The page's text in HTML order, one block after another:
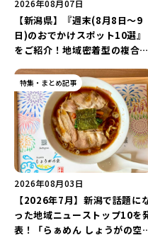
2026年08月07日
【新潟県】『週末(8月8日～9
日)のおでかけスポット10選』
をご紹介！地域密着型の複合施
ナ丸大新潟のサマーフェスタ
2026」がおすすめ♪
特集・まとめ記事
2026年08月03日
【2026年7月】新潟で話題に
った地域ニューストップ10を
表！「らぁめん しょうがの空